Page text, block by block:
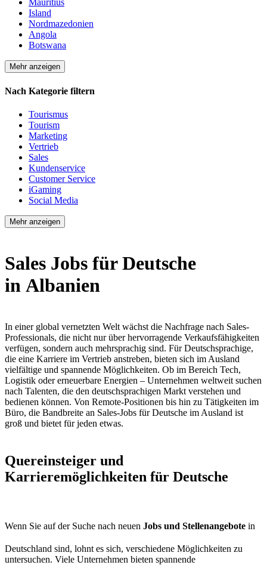
Mauritius
Island
Nordmazedonien
Angola
Botswana
Mehr anzeigen
Nach Kategorie filtern
Tourismus
Tourism
Marketing
Vertrieb
Sales
Kundenservice
Customer Service
iGaming
Social Media
Mehr anzeigen
Sales Jobs für Deutsche
in Albanien
In einer global vernetzten Welt wächst die Nachfrage nach Sales-
Professionals, die nicht nur über hervorragende Verkaufsfähigkeiten
verfügen, sondern auch mehrsprachig sind. Für Deutschsprachige,
die eine Karriere im Vertrieb anstreben, bieten sich im Ausland
vielfältige und spannende Möglichkeiten. Ob im Bereich Tech,
Logistik oder erneuerbare Energien – Unternehmen weltweit suchen
nach Talenten, die den deutschsprachigen Markt verstehen und
bedienen können. Von Remote-Positionen bis hin zu Tätigkeiten im
Büro, die Bandbreite an Sales-Jobs für Deutsche im Ausland ist
groß und bietet für jeden etwas.
Quereinsteiger und
Karrieremöglichkeiten für Deutsche
Wenn Sie auf der Suche nach neuen Jobs und Stellenangebote in
Deutschland sind, lohnt es sich, verschiedene Möglichkeiten zu
untersuchen. Viele Unternehmen bieten spannende